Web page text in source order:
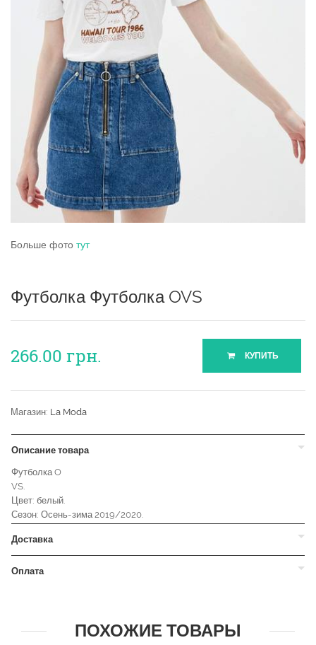
Больше фото тут
Футболка Футболка OVS
266.00 грн. КУПИТЬ
Магазин: La Moda
Описание товара
Футболка O
VS.
Цвет: белый.
Сезон: Осень-зима 2019/2020.
Доставка
Оплата
ПОХОЖИЕ ТОВАРЫ